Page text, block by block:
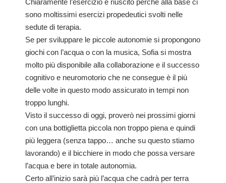
Chiaramente l’esercizio è riuscito perché alla base ci
sono moltissimi esercizi propedeutici svolti nelle
sedute di terapia.
Se per sviluppare le piccole autonomie si propongono
giochi con l’acqua o con la musica, Sofia si mostra
molto più disponibile alla collaborazione e il successo
cognitivo e neuromotorio che ne consegue è il più
delle volte in questo modo assicurato in tempi non
troppo lunghi.
Visto il successo di oggi, proverò nei prossimi giorni
con una bottiglietta piccola non troppo piena e quindi
più leggera (senza tappo… anche su questo stiamo
lavorando) e il bicchiere in modo che possa versare
l’acqua e bere in totale autonomia.
Certo all’inizio sarà più l’acqua che cadrà per terra